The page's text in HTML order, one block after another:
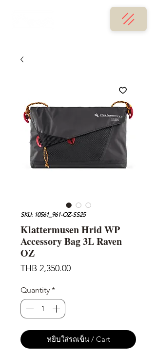
SKU: 10561_961-OZ-SS25
Klattermusen Hrid WP
Accessory Bag 3L Raven
OZ
THB 2,350.00Price
Quantity *
หยิบใส่รถเข็น / Cart